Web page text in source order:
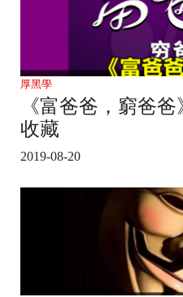
厚黑學
《富爸爸，窮爸
收藏
2019-08-20